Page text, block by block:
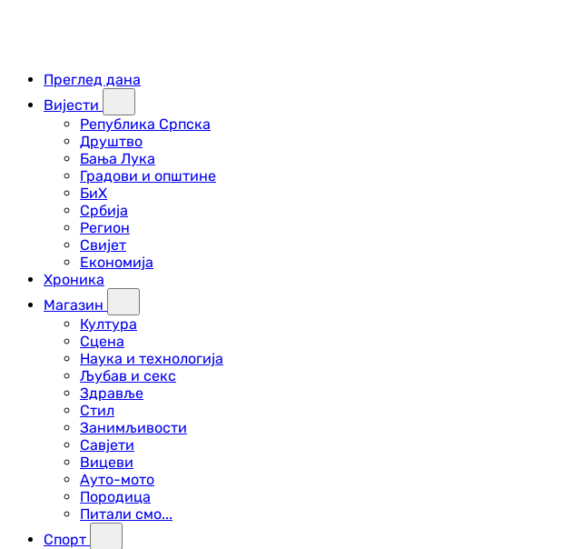
Преглед дана
Вијести
Република Српска
Друштво
Бања Лука
Градови и општине
БиХ
Србија
Регион
Свијет
Економија
Хроника
Магазин
Култура
Сцена
Наука и технологија
Љубав и секс
Здравље
Стил
Занимљивости
Савјети
Вицеви
Ауто-мото
Породица
Питали смо...
Спорт